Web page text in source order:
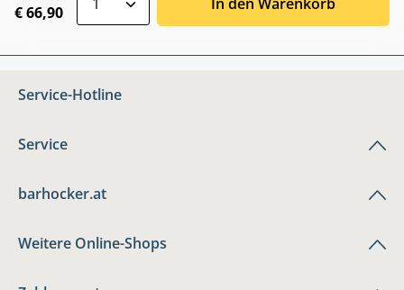
€ 66,90
Service-Hotline
Service
barhocker.at
Weitere Online-Shops